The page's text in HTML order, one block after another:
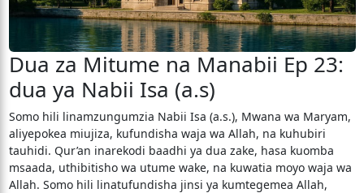
Dua za Mitume na Manabii Ep 23:
dua ya Nabii Isa (a.s)
Somo hili linamzungumzia Nabii Isa (a.s.), Mwana wa Maryam,
aliyepokea miujiza, kufundisha waja wa Allah, na kuhubiri
tauhidi. Qur’an inarekodi baadhi ya dua zake, hasa kuomba
msaada, uthibitisho wa utume wake, na kuwatia moyo waja wa
Allah. Somo hili linatufundisha jinsi ya kumtegemea Allah,